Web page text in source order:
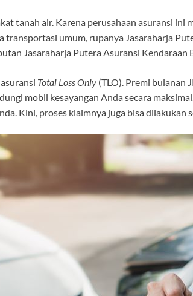
tanah air. Karena perusahaan asuransi
transportasi umum, rupanya Jasaraharja
Jasaraharja Putera Asuransi Kendaraan
Total Loss Only (TLO). Premi bulanan
mobil kesayangan Anda secara
Kini, proses klaimnya juga bisa dilakukan